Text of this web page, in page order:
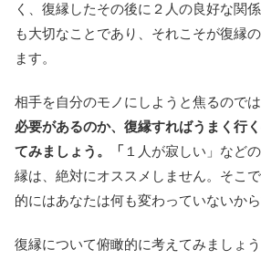
く、復縁したその後に２人の良好な関
も大切なことであり、それこそが復縁
ます。
相手を自分のモノにしようと焦るのでは
必要があるのか、復縁すればうまく行
てみましょう。「 １人が寂しい」など
縁は、絶対にオススメしません。そこ
的にはあなたは何も変わっていないから
復縁について俯瞰的に考えてみましょ